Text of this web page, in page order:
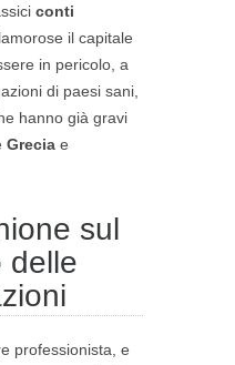
conti
il capitale
in pericolo, a
di paesi sani,
hanno già gravi
Grecia e
sul
delle
professionista, e